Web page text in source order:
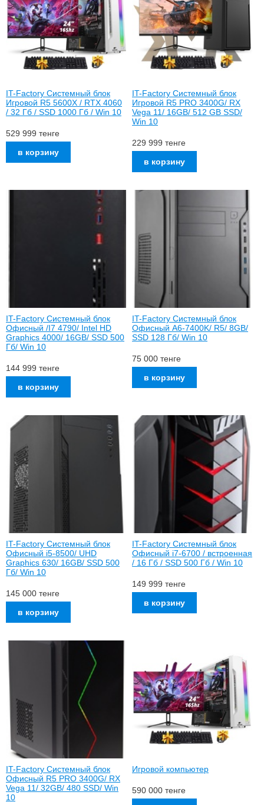
IT-Factory Системный блок
Игровой R5 5600X / RTX 4060
/ 32 Гб / SSD 1000 Гб / Win 10
529 999 тенге
IT-Factory Системный блок
Игровой R5 PRO 3400G/ RX
Vega 11/ 16GB/ 512 GB SSD/
Win 10
229 999 тенге
IT-Factory Системный блок
Офисный /I7 4790/ Intel HD
Graphics 4000/ 16GB/ SSD 500
Гб/ Win 10
144 999 тенге
IT-Factory Системный блок
Офисный A6-7400K/ R5/ 8GB/
SSD 128 Гб/ Win 10
75 000 тенге
IT-Factory Системный блок
Офисный i5-8500/ UHD
Graphics 630/ 16GB/ SSD 500
Гб/ Win 10
145 000 тенге
IT-Factory Системный блок
Офисный i7-6700 / встроенная
/ 16 Гб / SSD 500 Гб / Win 10
149 999 тенге
IT-Factory Системный блок
Офисный R5 PRO 3400G/ RX
Vega 11/ 32GB/ 480 SSD/ Win
10
Игровой компьютер
590 000 тенге